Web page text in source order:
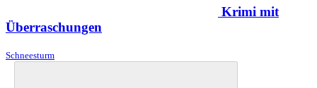
Krimi mit
Überraschungen
Schneesturm